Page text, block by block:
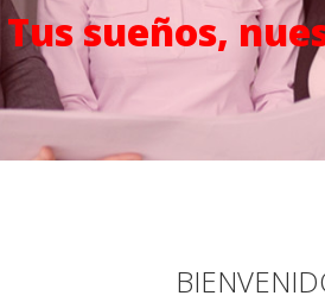
Tus sueños,